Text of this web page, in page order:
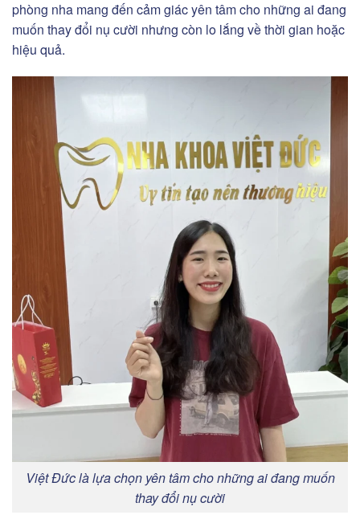
phòng nha mang đến cảm giác yên tâm cho những ai đang
muốn thay đổi nụ cười nhưng còn lo lắng về thời gian hoặc
hiệu quả.
Việt Đức là lựa chọn yên tâm cho những ai đang muốn
thay đổi nụ cười